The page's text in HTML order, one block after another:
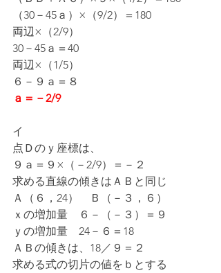
（30－45ａ）×（9/2）＝180
両辺×（2/9）
30－45ａ＝40
両辺×（1/5）
６－９ａ＝８
ａ＝－2/9
イ
点Ｄのｙ座標は、
９ａ＝９×（－2/9）＝－２
求める直線の傾きはＡＢと同じ
Ａ（６，24）　Ｂ（－３，６）
ｘの増加量　６－（－３）＝９
ｙの増加量　24－６＝18
ＡＢの傾きは、18／９＝２
求める式の切片の値をｂとする